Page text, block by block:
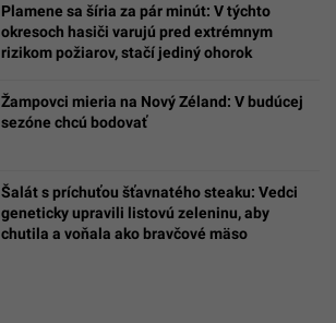
Plamene sa šíria za pár minút: V týchto
okresoch hasiči varujú pred extrémnym
rizikom požiarov, stačí jediný ohorok
Žampovci mieria na Nový Zéland: V budúcej
sezóne chcú bodovať
Šalát s príchuťou šťavnatého steaku: Vedci
geneticky upravili listovú zeleninu, aby
chutila a voňala ako bravčové mäso